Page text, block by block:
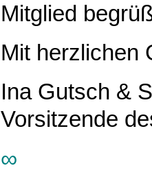
Mitglied
Mit herzlichen
Ina Gutsch &
Vorsitzende
∞